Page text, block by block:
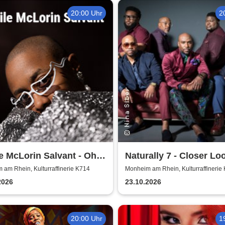
20:00 Uhr
McLorin Salvant - Oh
Germany 2026
am Rhein, Kulturraffinerie K714
Naturally 7 - Closer
Years of Naturally 7
Monheim am Rhein, Kulturraffinerie
23.10.2026
20:00 Uhr